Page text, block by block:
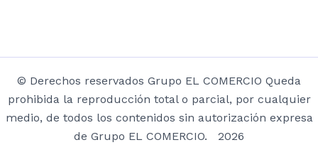
© Derechos reservados Grupo EL COMERCIO Queda
prohibida la reproducción total o parcial, por cualquier
medio, de todos los contenidos sin autorización expresa
de Grupo EL COMERCIO. 2026